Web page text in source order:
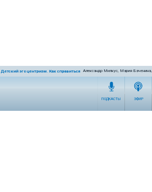
Детский эгоцентризм. Как справиться с ним родителям?
Александр Милкус, Мария Баченина,
ПОДКАСТЫ ЭФИР